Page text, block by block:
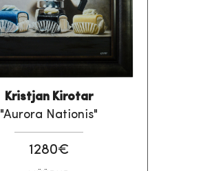
Kristjan Kirotar
"Aurora Nationis"
1280€